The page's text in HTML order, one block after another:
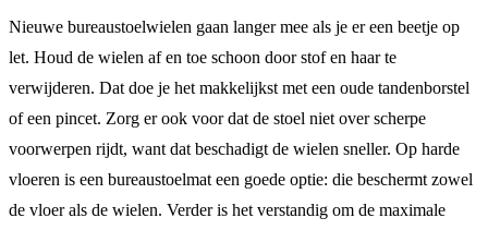
Nieuwe bureaustoelwielen gaan langer mee als je er een beetje op
let. Houd de wielen af en toe schoon door stof en haar te
verwijderen. Dat doe je het makkelijkst met een oude tandenborstel
of een pincet. Zorg er ook voor dat de stoel niet over scherpe
voorwerpen rijdt, want dat beschadigt de wielen sneller. Op harde
vloeren is een bureaustoelmat een goede optie: die beschermt zowel
de vloer als de wielen. Verder is het verstandig om de maximale